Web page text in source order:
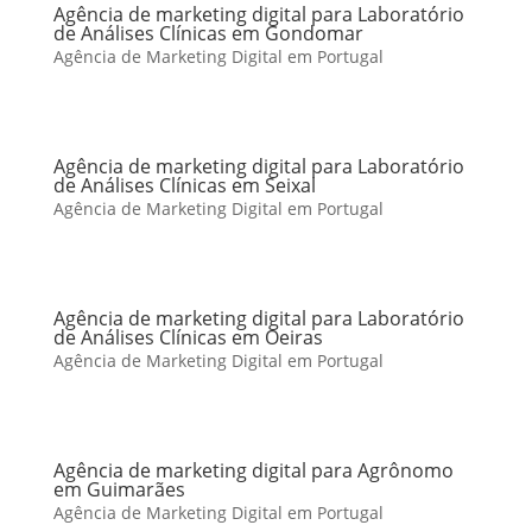
Agência de marketing digital para Laboratório
de Análises Clínicas em Gondomar
Agência de Marketing Digital em Portugal
Agência de marketing digital para Laboratório
de Análises Clínicas em Seixal
Agência de Marketing Digital em Portugal
Agência de marketing digital para Laboratório
de Análises Clínicas em Oeiras
Agência de Marketing Digital em Portugal
Agência de marketing digital para Agrônomo
em Guimarães
Agência de Marketing Digital em Portugal